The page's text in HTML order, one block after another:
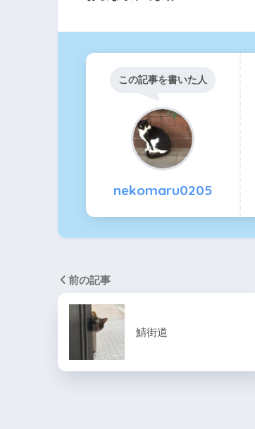
この記事を書いた人
nekomaru0205
前の記事
鯖街道